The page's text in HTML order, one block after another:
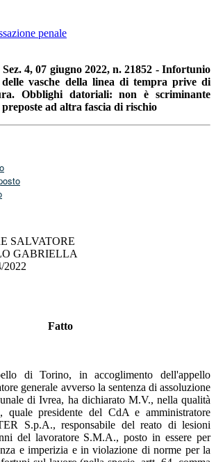
penale
Sez. 4, 07 giugno 2022, n. 21852 - Infortunio
vasche della linea di tempra prive di
Obblighi datoriali: non è scriminante
ad altra fascia di rischio
SALVATORE
GABRIELLA
2022
Fatto
di Torino, in accoglimento dell'appello
generale avverso la sentenza di assoluzione
di Ivrea, ha dichiarato M.V., nella qualità
presidente del CdA e amministratore
S.p.A., responsabile del reato di lesioni
del lavoratore S.M.A., posto in essere per
e imperizia e in violazione di norme per la